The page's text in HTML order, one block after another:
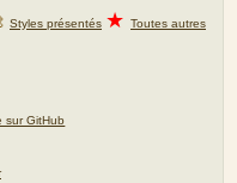
Styles présentés ★ Toutes autres
sur GitHub